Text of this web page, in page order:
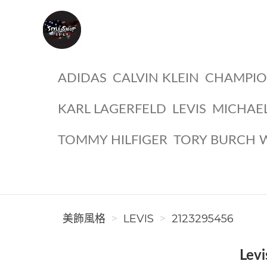
ADIDAS CALVIN KLEIN
KARL LAGERFELD LEVIS
TOMMY HILFIGER TORY BURCH
美飾風格 LEVIS 2123295456